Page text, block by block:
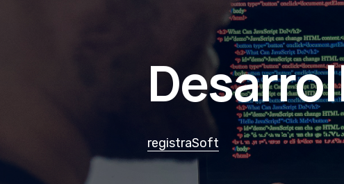
registraSoft